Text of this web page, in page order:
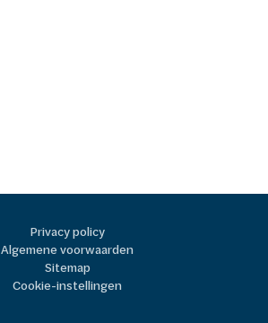
Privacy policy
Algemene voorwaarden
Sitemap
Cookie-instellingen